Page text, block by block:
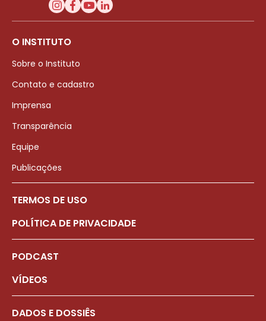
O INSTITUTO
Sobre o Instituto
Contato e cadastro
Imprensa
Transparência
Equipe
Publicações
TERMOS DE USO
POLÍTICA DE PRIVACIDADE
PODCAST
VÍDEOS
DADOS E DOSSIÊS